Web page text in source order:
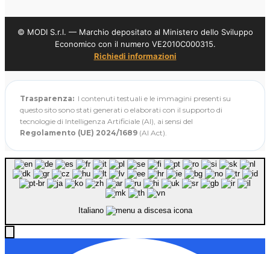
© MODI S.r.l. — Marchio depositato al Ministero dello Sviluppo
Economico con il numero VE2010C000315.
Richiedi informazioni
Trasparenza: I contenuti testuali e le immagini presenti su
questo sito sono stati generati o elaborati con il supporto di
tecnologie di Intelligenza Artificiale (AI), ai sensi del
Regolamento (UE) 2024/1689 (AI Act).
Italiano